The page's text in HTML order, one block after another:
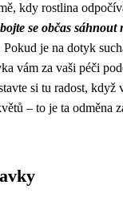
kdy rostlina
se občas
je na dotyk
vám za vaši péči
si tu radost, když
– to je ta odměna